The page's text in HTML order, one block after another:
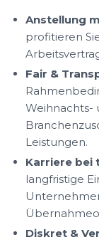
Anstellung
profitieren
Fair &
Weihnachts-
Leistungen.
Karriere bei
langfristige
Diskret &